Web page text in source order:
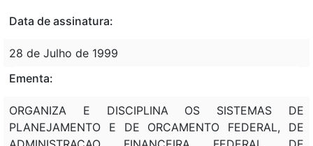
Data de assinatura:
28 de Julho de 1999
Ementa:
ORGANIZA E DISCIPLINA OS SISTEMAS DE
PLANEJAMENTO E DE ORCAMENTO FEDERAL, DE